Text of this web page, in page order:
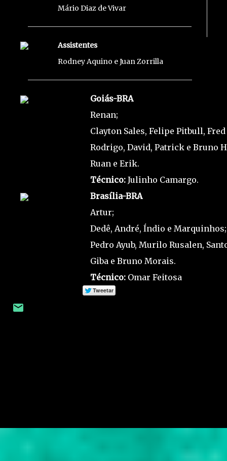
Mário Diaz de Vivar
Assistentes
Rodney Aquino e Juan Zorrilla
Goiás-BRA
Renan;
Clayton Sales, Felipe Pitbull,
Rodrigo, David, Patrick e Bruno
Ruan e Erik.
Técnico: Julinho Camargo.
Brasília-BRA
Artur;
Dedê, André, Índio e
Pedro Ayub, Murilo Rusalen,
Giba e Bruno Morais.
Técnico: Omar Feitosa